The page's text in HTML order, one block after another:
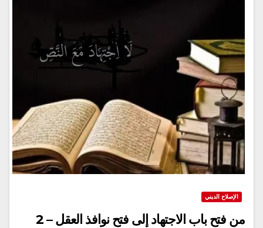
الإصلاح الديني
من فتح باب الاجتهاد إلى فتح نوافذ العقل – 2